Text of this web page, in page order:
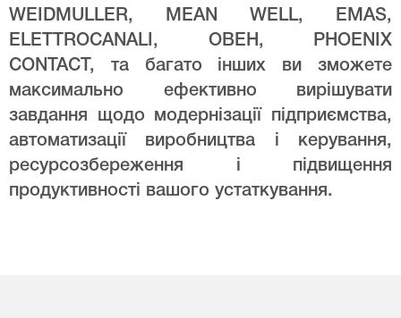
WEIDMULLER, MEAN WELL, EMAS,
ELETTROCANALI, ОВЕН, PHOENIX
CONTACT, та багато інших ви зможете
максимально ефективно вирішувати
завдання щодо модернізації підприємства,
автоматизації виробництва і керування,
ресурсозбереження і підвищення
продуктивності вашого устаткування.